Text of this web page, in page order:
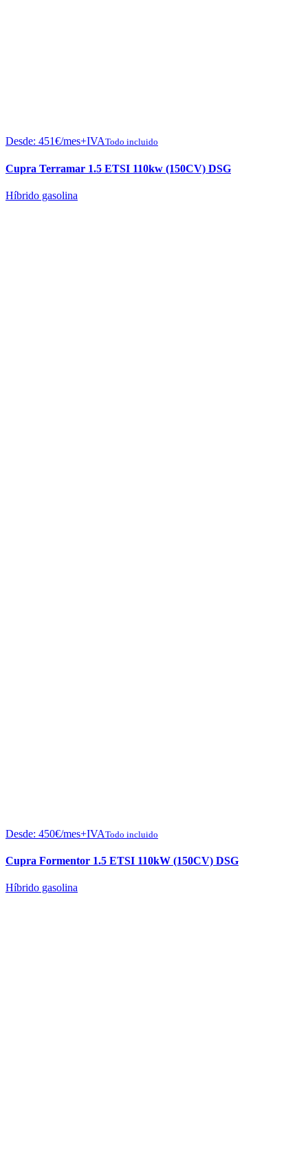
Desde: 451€/mes+IVATodo incluido
Cupra Terramar 1.5 ETSI 110kw (150CV) DSG
Híbrido gasolina
Desde: 450€/mes+IVATodo incluido
Cupra Formentor 1.5 ETSI 110kW (150CV) DSG
Híbrido gasolina